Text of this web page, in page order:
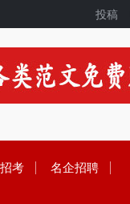
投稿
考 名企招聘